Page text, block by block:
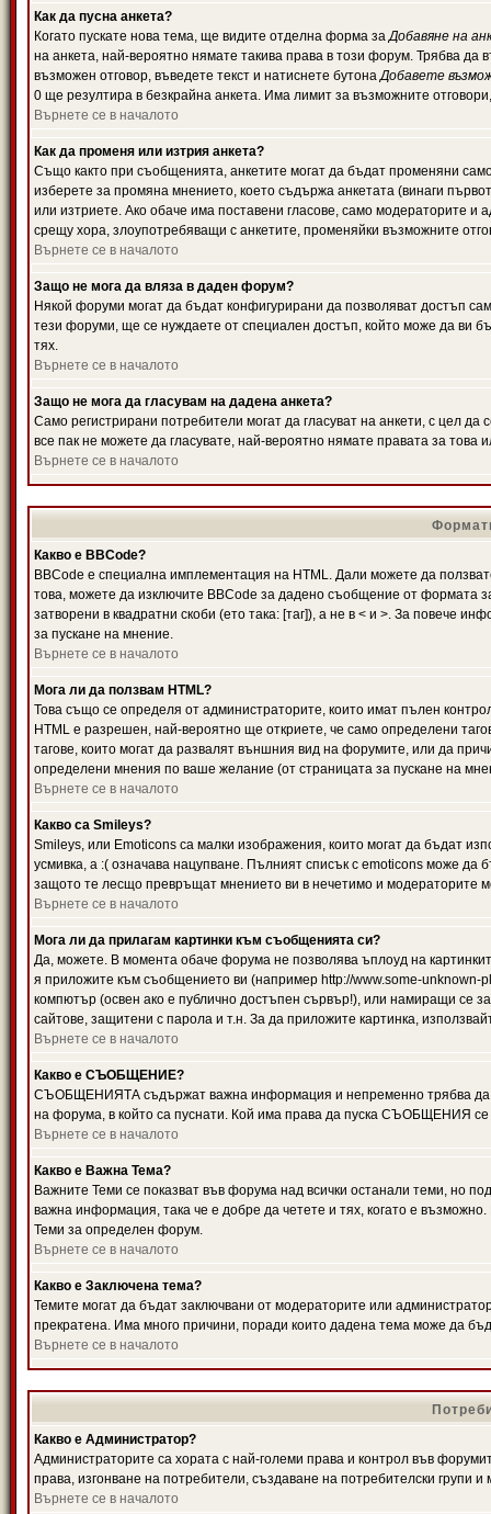
Как да пусна анкета?
Когато пускате нова тема, ще видите отделна форма заДобавяне на
на анкета, най-вероятно нямате такива права в този форум. Трябва да
възможен отговор, въведете текст и натиснете бутонаДобавете
0 ще резултира в безкрайна анкета. Има лимит за възможните
Върнете се в началото
Как да променя или изтрия анкета?
Също както при съобщенията, анкетите могат да бъдат променяни
изберете за промяна мнението, което съдържа анкетата (винаги
или изтриете. Ако обаче има поставени гласове, само модераторите и
срещу хора, злоупотребяващи с анкетите, променяйки възможните
Върнете се в началото
Защо не мога да вляза в даден форум?
Някой форуми могат да бъдат конфигурирани да позволяват достъп
тези форуми, ще се нуждаете от специален достъп, който може да ви
тях.
Върнете се в началото
Защо не мога да гласувам на дадена анкета?
Само регистрирани потребители могат да гласуват на анкети, с цел
все пак не можете да гласувате, най-вероятно нямате правата за това
Върнете се в началото
Какво е BBCode?
BBCode е специална имплементация на HTML. Дали можете да
това, можете да изключите BBCode за дадено съобщение от формата
затворени в квадратни скоби (ето така: [таг]), а не в < и >. За повече
за пускане на мнение.
Върнете се в началото
Мога ли да ползвам HTML?
Това също се определя от администраторите, които имат пълен
HTML е разрешен, най-вероятно ще откриете, че само определени
тагове, които могат да развалят външния вид на форумите, или да
определени мнения по ваше желание (от страницата за пускане на
Върнете се в началото
Какво са Smileys?
Smileys, или Emoticons са малки изображения, които могат да бъдат
усмивка, а :( означава нацупване. Пълният списък с emoticons може да
защото те лесщо превръщат мнението ви в нечетимо и модераторите
Върнете се в началото
Мога ли да прилагам картинки към съобщенията си?
Да, можете. В момента обаче форума не позволява ъплоуд на
я приложите към съобщението ви (например http://www.some-
компютър (освен ако е публично достъпен сървър!), или намиращи се
сайтове, защитени с парола и т.н. За да приложите картинка,
Върнете се в началото
Какво е СЪОБЩЕНИЕ?
СЪОБЩЕНИЯТА съдържат важна информация и непременно трябва да
на форума, в който са пуснати. Кой има права да пуска СЪОБЩЕНИЯ се
Върнете се в началото
Какво е Важна Тема?
Важните Теми се показват във форума над всички останали теми,
важна информация, така че е добре да четете и тях, когато е
Теми за определен форум.
Върнете се в началото
Какво е Заключена тема?
Темите могат да бъдат заключвани от модераторите или
прекратена. Има много причини, поради които дадена тема може да
Върнете се в началото
Какво е Администратор?
Администраторите са хората с най-големи права и контрол във
права, изгонване на потребители, създаване на потребителски групи
Върнете се в началото